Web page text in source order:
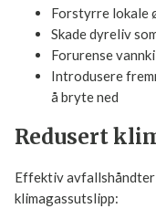
Skade dyreliv
Forurense
Introdusere
tid å bryte ned
Redusert
Effektiv